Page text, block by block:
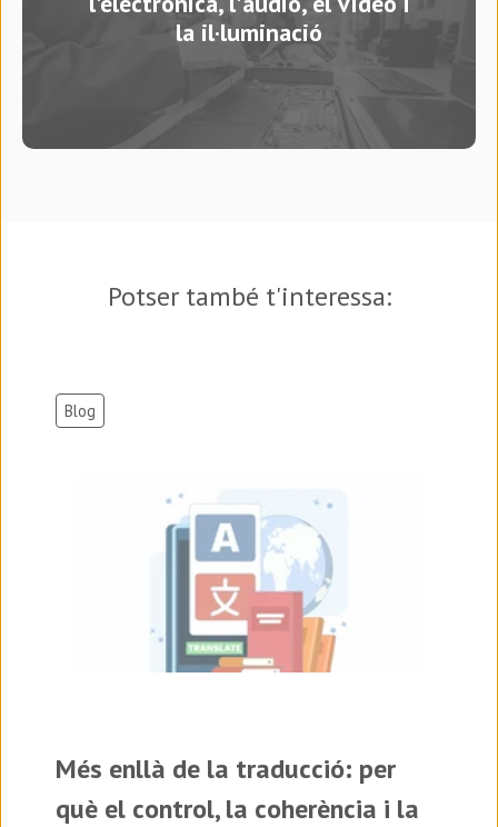
la il·luminació
Potser també t'interessa:
Blog
Més enllà de la traducció: per
què el control, la coherència i la